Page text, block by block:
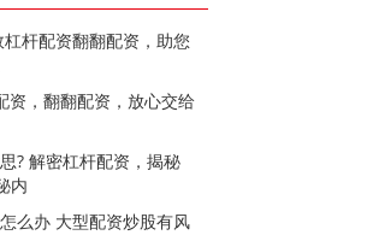
杆配资翻翻配资，助您
资，翻翻配资，放心交给
? 解密杠杆配资，揭秘
内
么办 大型配资炒股有风